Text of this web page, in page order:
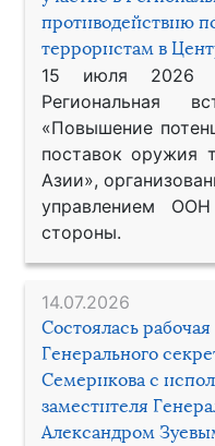
противодействию
террористам в
15 июля 2026
Региональная
«Повышение
поставок оружия
Азии»,
управлением
стороны.
14.07.2026
Состоялась
Генерального
Семерикова с
заместителя
Александром